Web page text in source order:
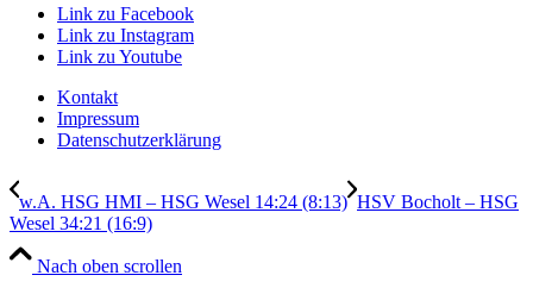
Link zu Facebook
Link zu Instagram
Link zu Youtube
Kontakt
Impressum
Datenschutzerklärung
w.A. HSG HMI – HSG Wesel 14:24 (8:13) HSV Bocholt – HSG
Wesel 34:21 (16:9)
Nach oben scrollen